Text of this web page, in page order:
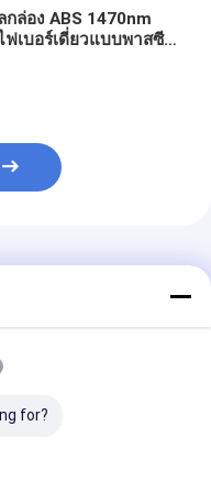
กล่อง ABS 1470nm
ฟเบอร์เดี่ยวแบบพาสซีฟ
for?